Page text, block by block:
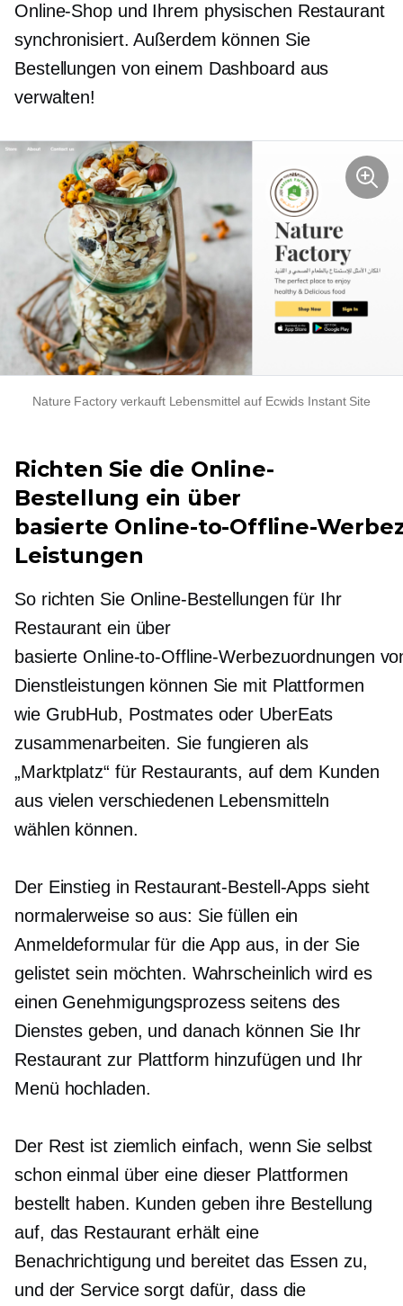
Online-Shop und Ihrem physischen Restaurant
synchronisiert. Außerdem können Sie
Bestellungen von einem Dashboard aus
verwalten!
Nature Factory verkauft Lebensmittel auf Ecwids Instant Site
Richten Sie die Online-
Bestellung ein über
basierte Online-to-Offline-
Leistungen
So richten Sie Online-Bestellungen für Ihr
Restaurant ein über
basierte Online-to-Offline-Werbezuordnungen
Dienstleistungen können Sie mit Plattformen
wie GrubHub, Postmates oder UberEats
zusammenarbeiten. Sie fungieren als
„Marktplatz“ für Restaurants, auf dem Kunden
aus vielen verschiedenen Lebensmitteln
wählen können.
Der Einstieg in Restaurant-Bestell-Apps sieht
normalerweise so aus: Sie füllen ein
Anmeldeformular für die App aus, in der Sie
gelistet sein möchten. Wahrscheinlich wird es
einen Genehmigungsprozess seitens des
Dienstes geben, und danach können Sie Ihr
Restaurant zur Plattform hinzufügen und Ihr
Menü hochladen.
Der Rest ist ziemlich einfach, wenn Sie selbst
schon einmal über eine dieser Plattformen
bestellt haben. Kunden geben ihre Bestellung
auf, das Restaurant erhält eine
Benachrichtigung und bereitet das Essen zu,
und der Service sorgt dafür, dass die